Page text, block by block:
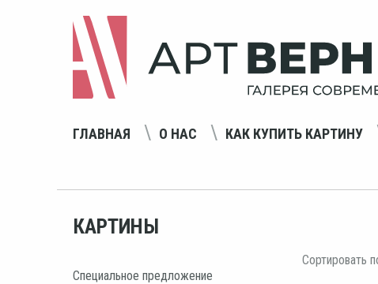
ГЛАВНАЯ О НАС КАК КУПИТЬ КАРТИНУ
КАРТИНЫ
Специальное предложение
Сортировать